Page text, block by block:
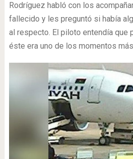
Rodríguez habló con los
fallecido y les preguntó si había
al respecto. El piloto entendía que
éste era uno de los momentos